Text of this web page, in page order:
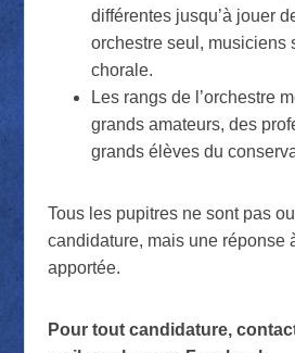
différentes jusqu’à jouer
orchestre seul, musiciens
chorale.
Les rangs de l’orchestre
grands amateurs, des
grands élèves du
Tous les pupitres ne sont pas
candidature, mais une réponse
apportée.
Pour tout candidature,